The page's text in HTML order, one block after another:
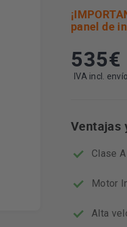
panel de
535€
IVA incl.
Ventajas
Clase
Motor
Alta